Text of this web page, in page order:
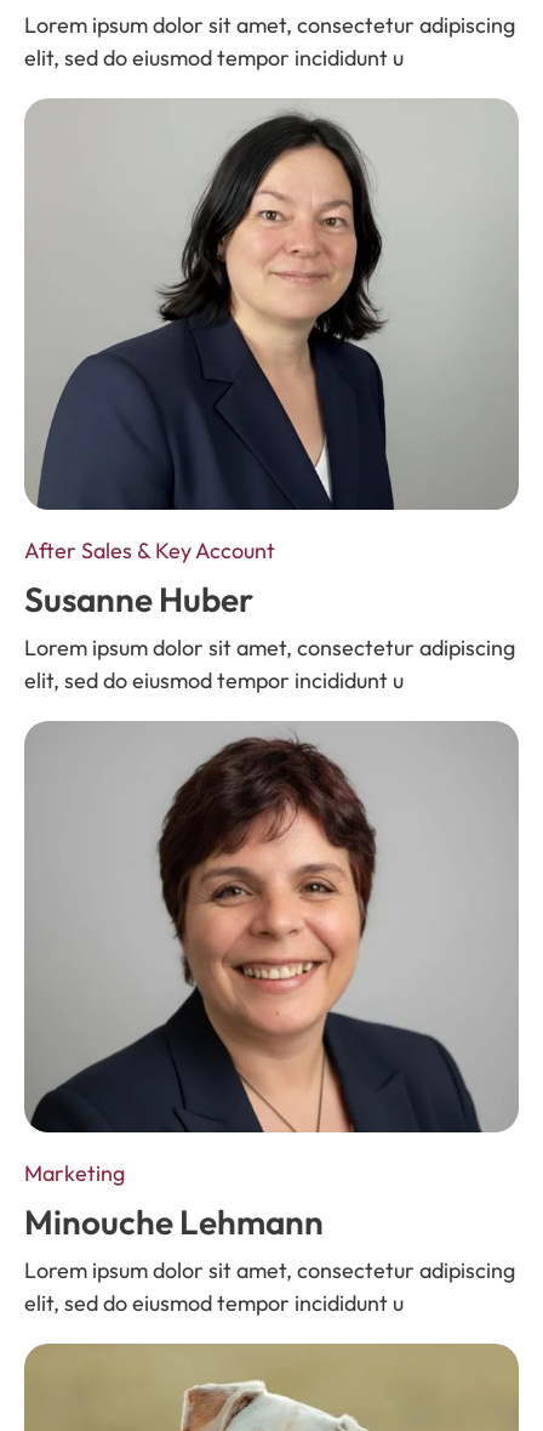
Lorem ipsum dolor sit amet, consectetur adipiscing
elit, sed do eiusmod tempor incididunt u
After Sales & Key Account
Susanne Huber
Lorem ipsum dolor sit amet, consectetur adipiscing
elit, sed do eiusmod tempor incididunt u
Marketing
Minouche Lehmann
Lorem ipsum dolor sit amet, consectetur adipiscing
elit, sed do eiusmod tempor incididunt u